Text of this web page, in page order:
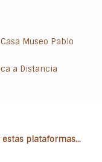
Museo Pablo
a Distancia
plataformas...